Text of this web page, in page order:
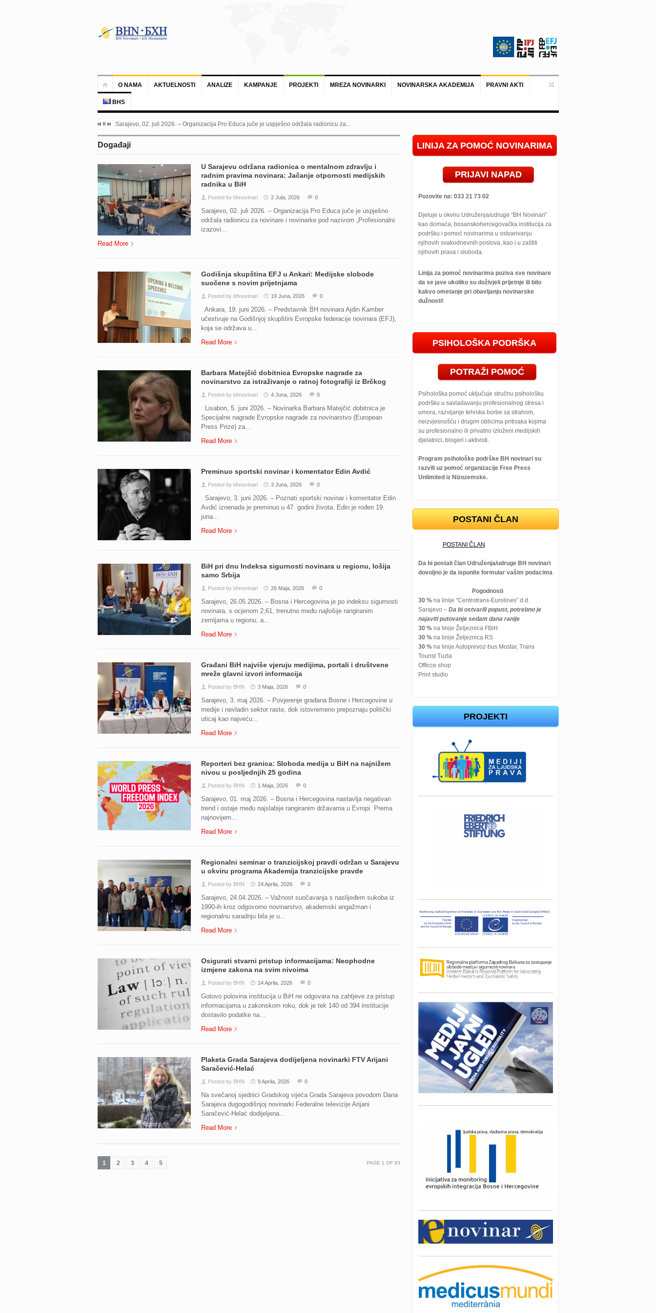
O NAMA AKTUELNOSTI ANALIZE KAMPANJE PROJEKTI MREZA NOVINARKI NOVINARSKA AKADEMIJA PRAVNI AKTI
BHS
Sarajevo, 02. juli 2026. – Organizacija Pro Educa juče je uspješno održala radionicu za...
Događaji
U Sarajevu održana radionica o mentalnom zdravlju i
radnim pravima novinara: Jačanje otpornosti medijskih
radnika u BiH
Posted by bhnovinari 2 Jula, 2026 0
Sarajevo, 02. juli 2026. – Organizacija Pro Educa juče je uspješno
održala radionicu za novinare i novinarke pod nazivom „Profesionalni
izazovi...
Read More
Godišnja skupština EFJ u Ankari: Medijske slobode
suočene s novim prijetnjama
Posted by bhnovinari 19 Juna, 2026 0
Ankara, 19. juni 2026. – Predstavnik BH novinara Ajdin Kamber
učestvuje na Godišnjoj skupštini Evropske federacije novinara (EFJ),
koja se održava u...
Read More
Barbara Matejčić dobitnica Evropske nagrade za
novinarstvo za istraživanje o ratnoj fotografiji iz Brčkog
Posted by bhnovinari 4 Juna, 2026 0
Lisabon, 5. juni 2026. – Novinarka Barbara Matejčić dobitnica je
Specijalne nagrade Evropske nagrade za novinarstvo (European
Press Prize) za...
Read More
Preminuo sportski novinar i komentator Edin Avdić
Posted by bhnovinari 3 Juna, 2026 0
Sarajevo, 3. juni 2026. – Poznati sportski novinar i komentator Edin
Avdić iznenada je preminuo u 47. godini života. Edin je rođen 19.
juna...
Read More
BiH pri dnu Indeksa sigurnosti novinara u regionu, lošija
samo Srbija
Posted by bhnovinari 26 Maja, 2026 0
Sarajevo, 26.05.2026. – Bosna i Hercegovina je po indeksu sigurnosti
novinara, s ocjenom 2,61, trenutno među najlošije rangiranim
zemljama u regionu, a...
Read More
Građani BiH najviše vjeruju medijima, portali i društvene
mreže glavni izvori informacija
Posted by BHN 3 Maja, 2026 0
Sarajevo, 3. maj 2026. – Povjerenje građana Bosne i Hercegovine u
medije i nevladin sektor raste, dok istovremeno prepoznaju politički
uticaj kao najveću...
Read More
Reporteri bez granica: Sloboda medija u BiH na najnižem
nivou u posljednjih 25 godina
Posted by BHN 1 Maja, 2026 0
Sarajevo, 01. maj 2026. – Bosna i Hercegovina nastavlja negativan
trend i ostaje među najslabije rangiranim državama u Evropi. Prema
najnovijem...
Read More
Regionalni seminar o tranzicijskoj pravdi održan u Sarajevu
u okviru programa Akademija tranzicijske pravde
Posted by BHN 24 Aprila, 2026 0
Sarajevo, 24.04.2026. – Važnost suočavanja s naslijeđem sukoba iz
1990-ih kroz odgovorno novinarstvo, akademski angažman i
regionalnu saradnju bila je u...
Read More
Osigurati stvarni pristup informacijama: Neophodne
izmjene zakona na svim nivoima
Posted by BHN 14 Aprila, 2026 0
Gotovo polovina institucija u BiH ne odgovara na zahtjeve za pristup
informacijama u zakonskom roku, dok je tek 140 od 394 institucije
dostavilo podatke na...
Read More
Plaketa Grada Sarajeva dodijeljena novinarki FTV Arijani
Saračević-Helać
Posted by BHN 9 Aprila, 2026 0
Na svečanoj sjednici Gradskog vijeća Grada Sarajeva povodom Dana
Sarajeva dugogodišnjoj novinarki Federalne televizije Arijani
Saračević-Helać dodijeljena...
Read More
1 2 3 4 5 PAGE 1 OF 93
LINIJA ZA POMOĆ NOVINARIMA
PRIJAVI NAPAD
Pozovite na: 033 21 73 02
Djeluje u okviru Udruženja/udruge “BH Novinari”
kao domaća, bosanskohercegovačka institucija za
podršku i pomoć novinarima u ostvarivanju
njihovih svakodnevnih poslova, kao i u zaštiti
njihovih prava i sloboda.
Linija za pomoć novinarima poziva sve novinare
da se jave ukoliko su doživjeli prijetnje ili bilo
kakvo ometanje pri obavljanju novinarske
dužnosti!
PSIHOLOŠKA PODRŠKA
POTRAŽI POMOĆ
Psihološka pomoć uključuje stručnu psihološku
podršku u savladavanju profesionalnog stresa i
umora, razvijanje tehnika borbe sa strahom,
neizvjesnošću i drugim oblicima pritisaka kojima
su profesionalno ili privatno izloženi medijskih
djelatnici, blogeri i aktivisti.
Program psihološke podrške BH novinari su
razvili uz pomoć organizacije Free Press
Unlimited iz Nizozemske.
POSTANI ČLAN
POSTANI ČLAN
Da bi postali član Udruženja/udruge BH novinari
dovoljno je da ispunite formular vašim podacima
Pogodnosti
30 %na linije “Centrotrans-Eurolines” d.d.
Sarajevo – Da bi ostvarili popust, potrebno je
najaviti putovanje sedam dana ranije
30 %na linije Željeznica FBiH
30 %na linije Željeznica RS
30 %na linije Autoprevoz-bus Mostar, Trans
Tourist Tuzla
Officce shop
Print studio
PROJEKTI